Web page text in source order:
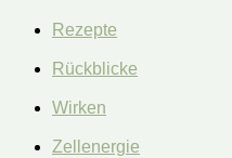
Rezepte
Rückblicke
Wirken
Zellenergie